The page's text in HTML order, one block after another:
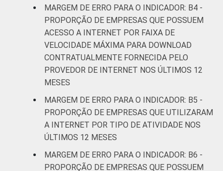
administrativas
e serviços
complentares
Informação e
Comunicação
3,2
esporte e
recreação;
Outras
atividades de
serviços
3,1
MARGEM DE ERRO PARA O INDICADOR: B4 -
PROPORÇÃO DE EMPRESAS QUE POSSUEM
ACESSO A INTERNET POR FAIXA DE
VELOCIDADE MÁXIMA PARA DOWNLOAD
CONTRATUALMENTE FORNECIDA PELO
PROVEDOR DE INTERNET NOS ÚLTIMOS 12
MESES
MARGEM DE ERRO PARA O INDICADOR: B5 -
PROPORÇÃO DE EMPRESAS QUE UTILIZARAM
A INTERNET POR TIPO DE ATIVIDADE NOS
ÚLTIMOS 12 MESES
MARGEM DE ERRO PARA O INDICADOR: B6 -
PROPORÇÃO DE EMPRESAS QUE POSSUEM